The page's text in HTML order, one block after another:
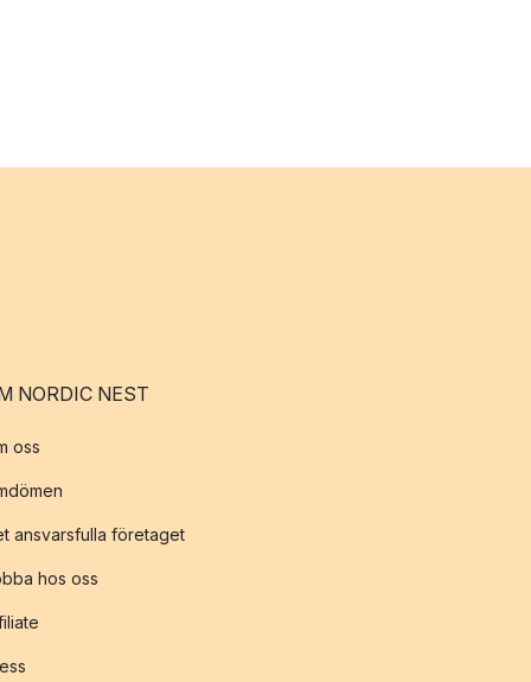
NORDIC NEST
oss
ansvarsfulla företaget
hos oss